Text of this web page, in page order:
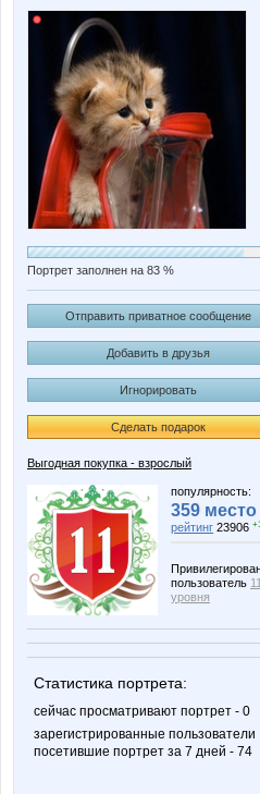
Портрет заполнен на 83 %
Отправить приватное сообщение
Добавить в друзья
Игнорировать
Сделать подарок
Выгодная покупка - взрослый
популярность:
359 место
рейтинг 23906
пользователь 11
уровня
Статистика портрета:
сейчас просматривают портрет - 0
зарегистрированные пользователи
посетившие портрет за 7 дней - 74